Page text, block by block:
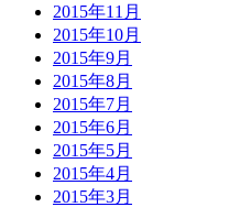
2015年11月
2015年10月
2015年9月
2015年8月
2015年7月
2015年6月
2015年5月
2015年4月
2015年3月